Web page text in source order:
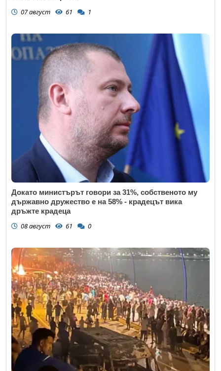
07 август 61 1
Докато министърът говори за 31%, собственото му
държавно дружество е на 58% - крадецът вика
дръжте крадеца
08 август 61 0